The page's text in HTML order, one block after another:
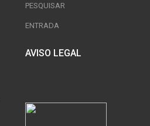
PESQUISAR
ENTRADA
AVISO LEGAL